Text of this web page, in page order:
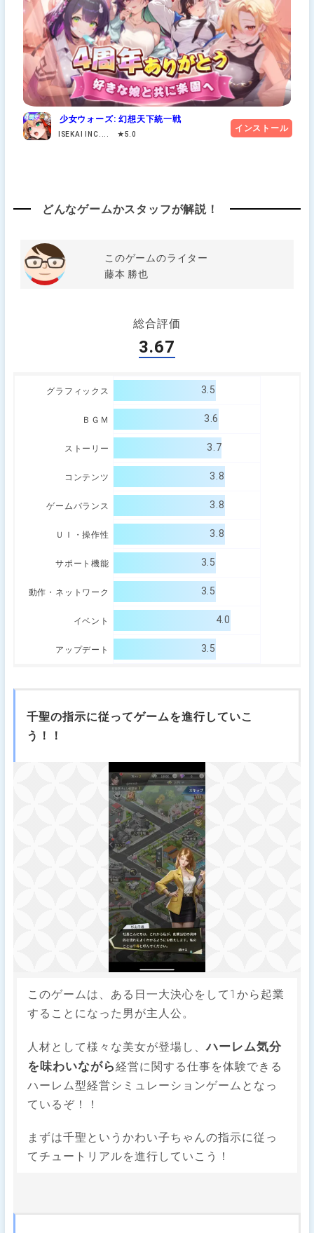
少女ウォーズ: 幻想天下統一戦
ISEKAI INC.... ★5.0
インストール
どんなゲームかスタッフが解説！
このゲームのライター
藤本 勝也
総合評価
3.67
グラフィックス 3.5
ＢＧＭ 3.6
ストーリー 3.7
コンテンツ 3.8
ゲームバランス 3.8
ＵＩ・操作性 3.8
サポート機能 3.5
動作・ネットワーク 3.5
イベント 4.0
アップデート 3.5
千聖の指示に従ってゲームを進行していこ
う！！
このゲームは、ある日一大決心をして1から起業
することになった男が主人公。
人材として様々な美女が登場し、ハーレム気分
を味わいながら経営に関する仕事を体験できる
ハーレム型経営シミュレーションゲームとなっ
ているぞ！！
まずは千聖というかわい子ちゃんの指示に従っ
てチュートリアルを進行していこう！